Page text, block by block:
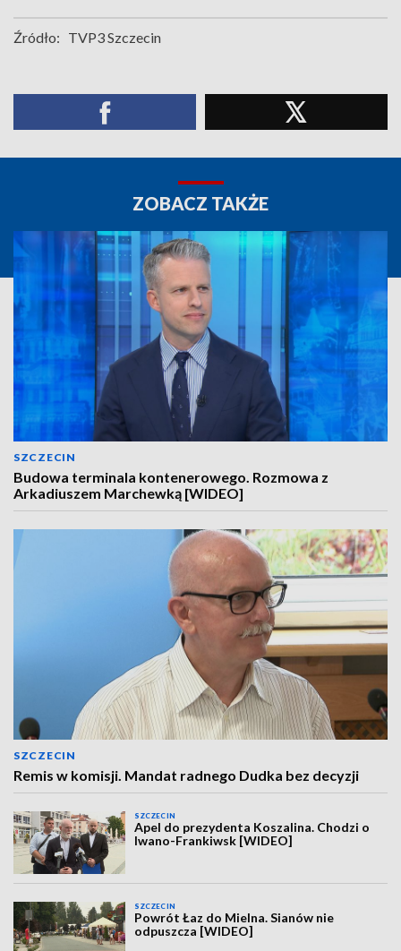
Źródło: TVP3 Szczecin
ZOBACZ TAKŻE
SZCZECIN
Budowa terminala kontenerowego. Rozmowa z
Arkadiuszem Marchewką [WIDEO]
SZCZECIN
Remis w komisji. Mandat radnego Dudka bez decyzji
SZCZECIN
Apel do prezydenta Koszalina. Chodzi o
Iwano-Frankiwsk [WIDEO]
SZCZECIN
Powrót Łaz do Mielna. Sianów nie
odpuszcza [WIDEO]